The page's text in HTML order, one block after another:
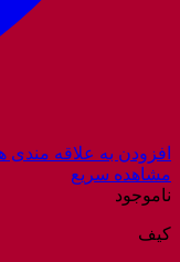
افزودن به علاقه مندی
مشاهده سریع
ناموجود
کیف